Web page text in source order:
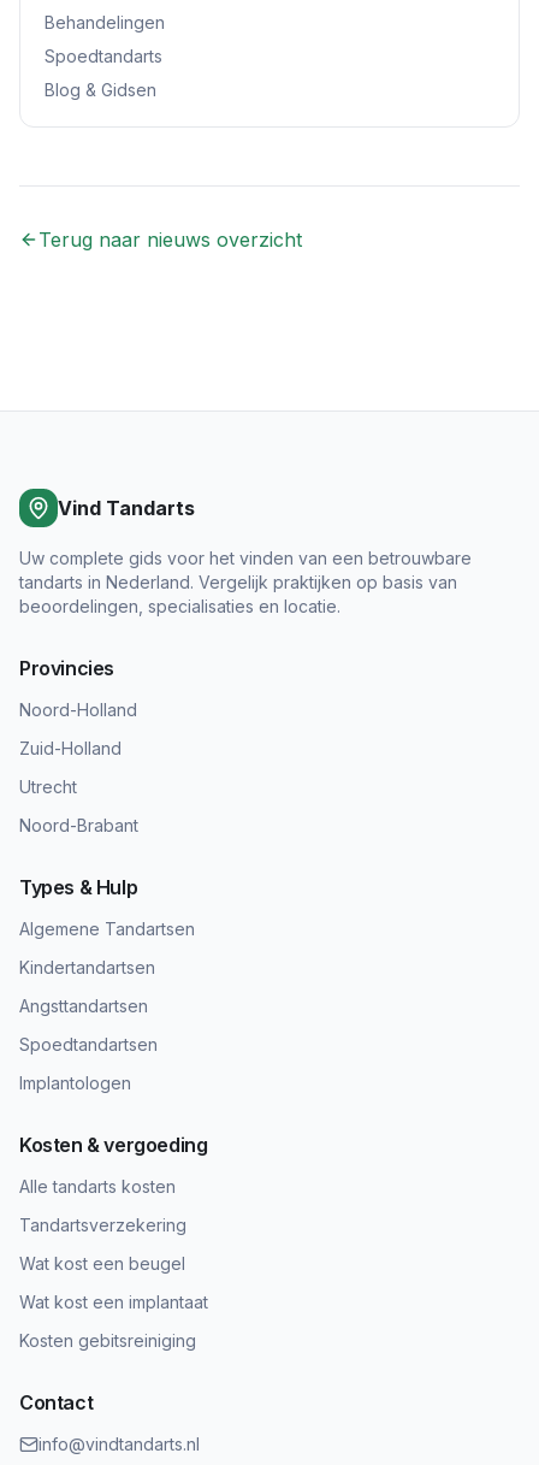
Behandelingen
Spoedtandarts
Blog & Gidsen
Terug naar nieuws overzicht
Vind Tandarts
Uw complete gids voor het vinden van een betrouwbare
tandarts in Nederland. Vergelijk praktijken op basis van
beoordelingen, specialisaties en locatie.
Provincies
Noord-Holland
Zuid-Holland
Utrecht
Noord-Brabant
Types & Hulp
Algemene Tandartsen
Kindertandartsen
Angsttandartsen
Spoedtandartsen
Implantologen
Kosten & vergoeding
Alle tandarts kosten
Tandartsverzekering
Wat kost een beugel
Wat kost een implantaat
Kosten gebitsreiniging
Contact
info@vindtandarts.nl